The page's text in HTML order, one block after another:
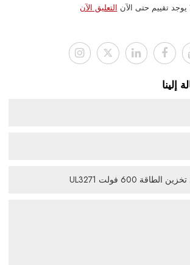
يوجد تقييم حتى الآن التعليق الآن
إلينا